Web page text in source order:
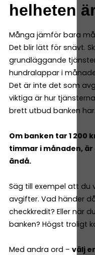
helheten
Många jämför bara
Det blir lätt för snävt.
grundläggande
hundralappar i
Det är inte det som
viktiga är hur
brett utbud banken har.
Om banken tar 1 200
timmar i månaden,
ändå.
Säg till exempel att
avgifter. Vad händer
checkkredit? Eller när
banken? Högst troligt
Med andra ord – välj